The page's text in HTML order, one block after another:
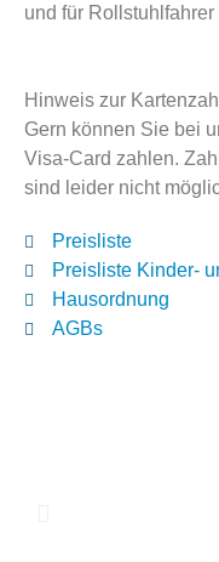
und für Rollstuhlfahrer
Hinweis zur
Gern können Sie bei
Visa-Card zahlen.
sind leider nicht
Preisliste
Preisliste Kinder-
Hausordnung
AGBs